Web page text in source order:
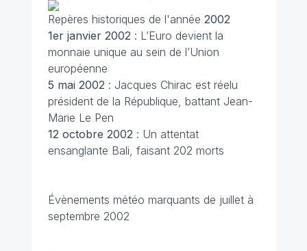
Repères historiques de l'année 2002
1er janvier 2002 : L’Euro devient la
monnaie unique au sein de l’Union
européenne
5 mai 2002 : Jacques Chirac est réelu
président de la République, battant Jean-
Marie Le Pen
12 octobre 2002 : Un attentat
ensanglante Bali, faisant 202 morts
Évènements météo marquants de juillet à
septembre 2002